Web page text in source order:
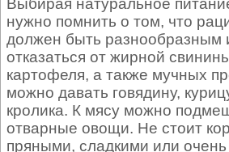
Выбирая натуральное
нужно помнить о том, что
должен быть разнообразным
отказаться от жирной
картофеля, а также мучных
можно давать говядину,
кролика. К мясу можно
отварные овощи. Не стоит
пряными, сладкими или